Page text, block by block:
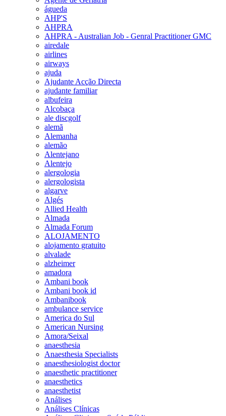
águeda
AHP'S
AHPRA
AHPRA - Australian Job - Genral Practitioner GMC
airedale
airlines
airways
ajuda
Ajudante Acção Directa
ajudante familiar
albufeira
Alcobaça
ale discgolf
alemã
Alemanha
alemão
Alentejano
Alentejo
alergologia
alergologista
algarve
Algés
Allied Health
Almada
Almada Forum
ALOJAMENTO
alojamento gratuito
alvalade
alzheimer
amadora
Ambani book
Ambani book id
Ambanibook
ambulance service
America do Sul
American Nursing
Amora/Seixal
anaesthesia
Anaesthesia Specialists
anaesthesiologist doctor
anaesthetic practitioner
anaesthetics
anaesthetist
Análises
Análises Clínicas